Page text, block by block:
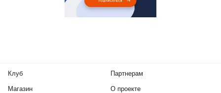
Клуб
Магазин
Партнерам
О проекте